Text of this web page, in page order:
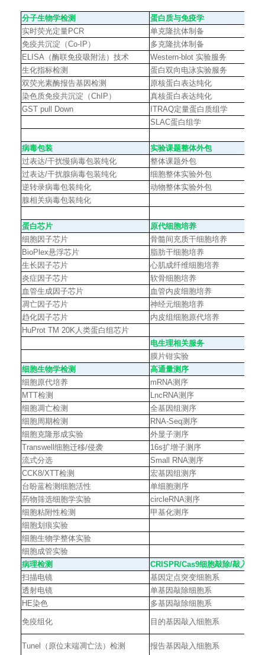
分子生物学检测
蛋白质与免疫学
实时荧光定量PCR
单克隆抗体制备
免疫共沉淀（Co-IP ）
多克隆抗体制备
ELISA （酶联免疫吸附法）技术 Western-blot 实验服务
生化指标检测
蛋白双向电泳实验服务
双荧光素酶报告基因检测
原核蛋白表达纯化
染色质免疫共沉淀（ChIP ）
真核蛋白表达纯化
GST pull Down
ITRAQ定量蛋白质组学
SLAC蛋白组学
病毒包装
实验课题整体外包
过表达/干扰慢病毒包装纯化
整体课题外包
过表达/干扰腺病毒包装纯化
细胞整体实验外包
逆转录病毒包装纯化
动物整体实验外包
腺相关病毒包装纯化
蛋白芯片
原代细胞培养
细胞因子芯片
骨髓间充质干细胞培养
BioPlex悬浮芯片
脂肪干细胞培养
生长因子芯片
心肌成纤维细胞培养
炎症因子芯片
软骨细胞培养
血管生成因子芯片
血管内皮细胞培养
凋亡因子芯片
神经元细胞培养
趋化因子芯片
内皮组细胞原代培养
HuProt TM 20K人类蛋白组芯片
电生理相关服务
膜片钳实验
细胞生物学检测
高通量测序
细胞原代培养
mRNA测序
MTT检测 LncRNA测序
细胞凋亡检测
全基因组测序
细胞周期检测
RNA-Seq测序
细胞克隆形成实验
外显子测序
Transwell 细胞迁移/侵袭 16s扩增子测序
流式分选
Small RNA测序
CCK8/XTT检测
宏基因组测序
台盼蓝检测细胞活性
单细胞测序
药物筛选细胞学实验
circleRNA测序
细胞粘附性检测
甲基化测序
细胞划痕实验
细胞生物学整体实验
细胞成管实验
病理检测
CRISPR/Cas9细胞敲除/敲入
扫描电镜
基因定点突变细胞系
透射电镜
单基因敲除细胞系
HE染色 多基因敲除细胞系
免疫组化 目的基因敲入细胞系
Tunel （原位末端凋亡法）检测 报告基因敲入细胞系